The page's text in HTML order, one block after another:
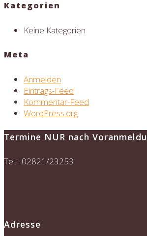
Kategorien
Keine Kategorien
Meta
Anmelden
Eintrags-Feed
Kommentar-Feed
WordPress.org
Termine NUR nach
Tel.: 02821/23253
Adresse